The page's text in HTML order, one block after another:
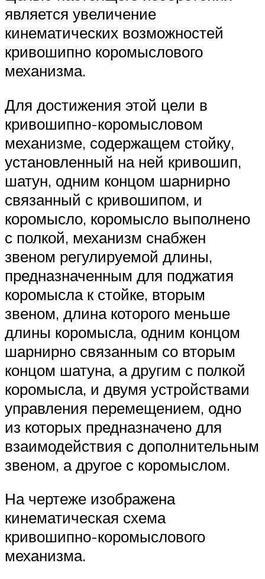
является увеличение
кинематических возможностей
кривошипно коромыслового
механизма.
Для достижения этой цели в
кривошипно-коромысловом
механизме, содержащем стойку,
установленный на ней кривошип,
шатун, одним концом шарнирно
связанный с кривошипом, и
коромысло, коромысло выполнено
с полкой, механизм снабжен
звеном регулируемой длины,
предназначенным для поджатия
коромысла к стойке, вторым
звеном, длина которого меньше
длины коромысла, одним концом
шарнирно связанным со вторым
концом шатуна, а другим с полкой
коромысла, и двумя устройствами
управления перемещением, одно
из которых предназначено для
взаимодействия с дополнительным
звеном, а другое с коромыслом.
На чертеже изображена
кинематическая схема
кривошипно-коромыслового
механизма.